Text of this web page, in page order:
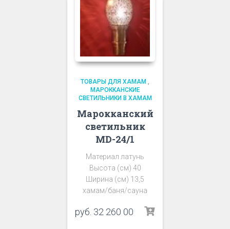
ТОВАРЫ ДЛЯ ХАМАМ
МАРОККАНСКИЕ
СВЕТИЛЬНИКИ В ХАМАМ
Марокканский
светильник
MD-24/1
Материал латунь
Высота (см) 40
Ширина (см) 13,5
хамам/баня/сауна
руб. 32 260 00